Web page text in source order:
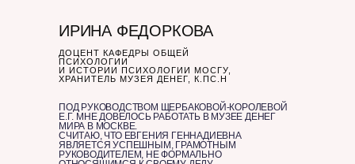
ДОЦЕНТ КАФЕДРЫ ОБЩЕЙ
ПСИХОЛОГИИ
И ИСТОРИИ ПСИХОЛОГИИ МОСГУ,
ХРАНИТЕЛЬ МУЗЕЯ ДЕНЕГ, К.ПС.Н
ПОД РУКОВОДСТВОМ ЩЕРБАКОВОЙ-КОРОЛЕВОЙ
Е.Г. МНЕ ДОВЕЛОСЬ РАБОТАТЬ В МУЗЕЕ ДЕНЕГ
МИРА В МОСКВЕ.
СЧИТАЮ, ЧТО ЕВГЕНИЯ ГЕННАДИЕВНА
ЯВЛЯЕТСЯ УСПЕШНЫМ, ГРАМОТНЫМ
РУКОВОДИТЕЛЕМ, НЕ ФОРМАЛЬНО
ИРИНА ФЕДОРКОВА